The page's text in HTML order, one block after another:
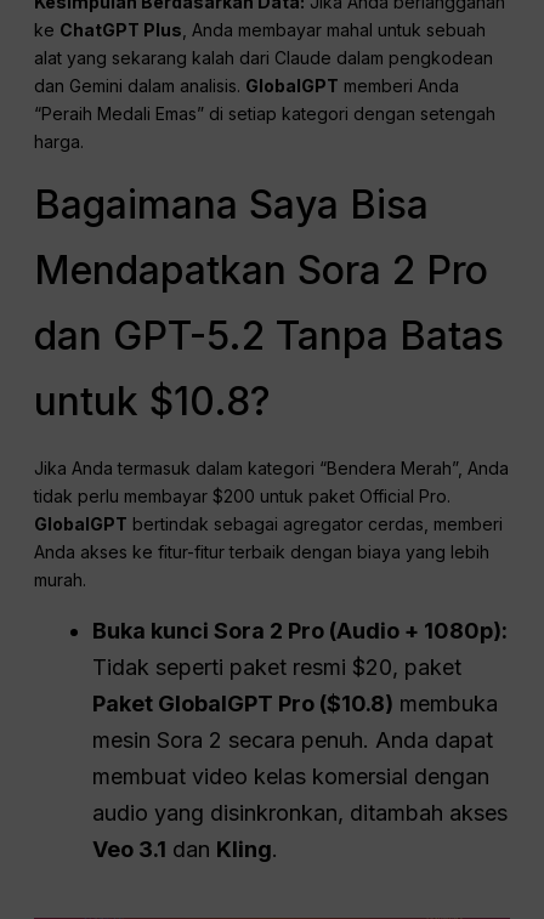
ke ChatGPT Plus , Anda membayar mahal untuk sebuah
alat yang sekarang kalah dari Claude dalam pengkodean
dan Gemini dalam analisis. GlobalGPT memberi Anda
“Peraih Medali Emas” di setiap kategori dengan setengah
harga.
Bagaimana Saya Bisa
Mendapatkan Sora 2 Pro
dan GPT-5.2 Tanpa Batas
untuk $10.8?
Jika Anda termasuk dalam kategori “Bendera Merah”, Anda
tidak perlu membayar $200 untuk paket Official Pro.
GlobalGPT bertindak sebagai agregator cerdas, memberi
Anda akses ke fitur-fitur terbaik dengan biaya yang lebih
murah.
Buka kunci Sora 2 Pro (Audio + 1080p):
Tidak seperti paket resmi $20, paket
Paket GlobalGPT Pro ($10.8) membuka
mesin Sora 2 secara penuh. Anda dapat
membuat video kelas komersial dengan
audio yang disinkronkan, ditambah akses
Veo 3.1 dan Kling.